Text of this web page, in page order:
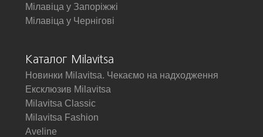
Мілавіца у Запоріжжі
Мілавіца у Чернігові
Каталог Milavitsa
Новинки Milavitsa. Чекаємо на надходження
Ексклюзив Milavitsa
Milavitsa Classic
Milavitsa Fashion
Aveline